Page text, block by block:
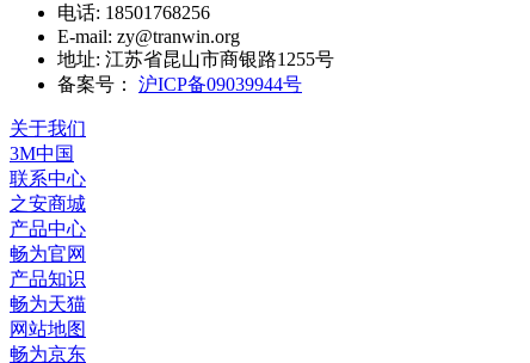
电话: 18501768256
E-mail: zy@tranwin.org
地址: 江苏省昆山市商银路1255号
备案号： 沪ICP备09039944号
关于我们
3M中国
联系中心
之安商城
产品中心
畅为官网
产品知识
畅为天猫
网站地图
畅为京东